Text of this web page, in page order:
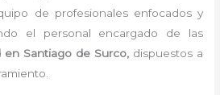
de profesionales enfocados y
el personal encargado de las
en Santiago de Surco, dispuestos a